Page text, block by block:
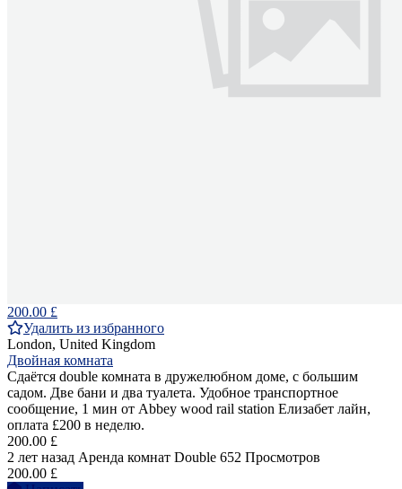
200.00 £
Удалить из избранного
London, United Kingdom
Двойная комната
Сдаётся double комната в дружелюбном доме, с большим
садом. Две бани и два туалета. Удобное транспортное
сообщение, 1 мин от Abbey wood rail station Елизабет лайн,
оплата £200 в неделю.
200.00 £
2 лет назад Аренда комнат Double 652 Просмотров
200.00 £